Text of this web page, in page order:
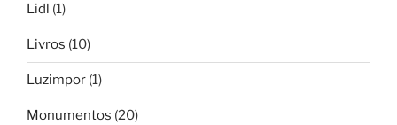
Lidl (1)
Livros (10)
Luzimpor (1)
Monumentos (20)